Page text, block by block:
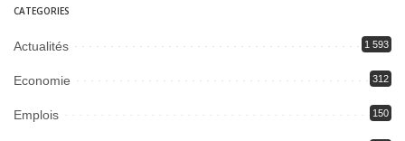
CATEGORIES
Actualités 1 593
Economie 312
Emplois 150